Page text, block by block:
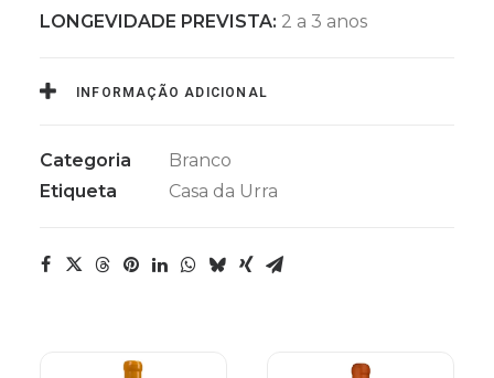
LONGEVIDADE PREVISTA: 2 a 3 anos
INFORMAÇÃO ADICIONAL
Categoria
Branco
Etiqueta
Casa da Urra